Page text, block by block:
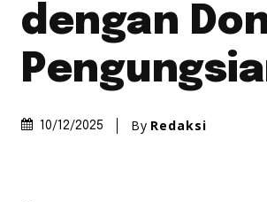
dengan
10/12/2025 By Redaksi